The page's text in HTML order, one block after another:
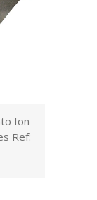
Ion
Ref: